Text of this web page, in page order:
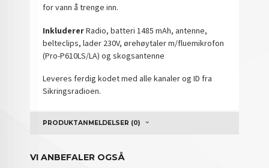
for vann å trenge inn.
InkludererRadio, batteri 1485 mAh, antenne,
belteclips, lader 230V, ørehøytaler m/fluemikrofon
(Pro-P610LS/LA) og skogsantenne
Leveres ferdig kodet med alle kanaler og ID fra
Sikringsradioen.
PRODUKTANMELDELSER (0)
VI ANBEFALER OGSÅ